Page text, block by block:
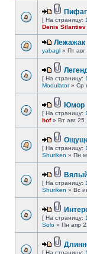
[ На страницу: 1
Denis Silantiev
Лежажак
yabagl » Пт
[ На страницу: 1
Modulator» Ср
Юмор
[ На страницу: 1
hof» Вт авг 25
[ На страницу: 1
Shuriken » Пн
[ На страницу: 1
Shuriken » Вс
[ На страницу: 1
Solo » Пн апр
[ На страницу: 1